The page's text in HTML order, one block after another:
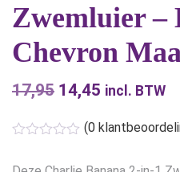
Zwemluier –
Chevron
17,95 Oorspronkelijke
was:
€17,95.
14,45 Huidige
€14,45.
incl. BTW
(0